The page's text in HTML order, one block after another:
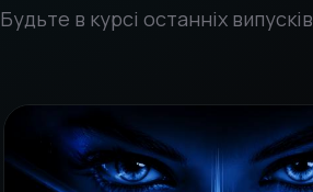
Будьте в курсі останніх